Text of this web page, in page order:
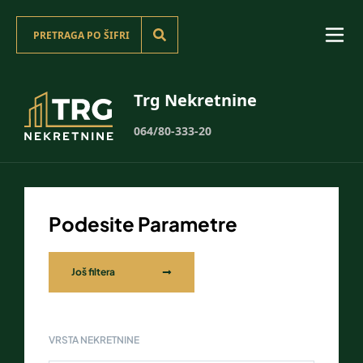
Trg Nekretnine
064/80-333-20
Podesite Parametre
Još filtera
VRSTA NEKRETNINE